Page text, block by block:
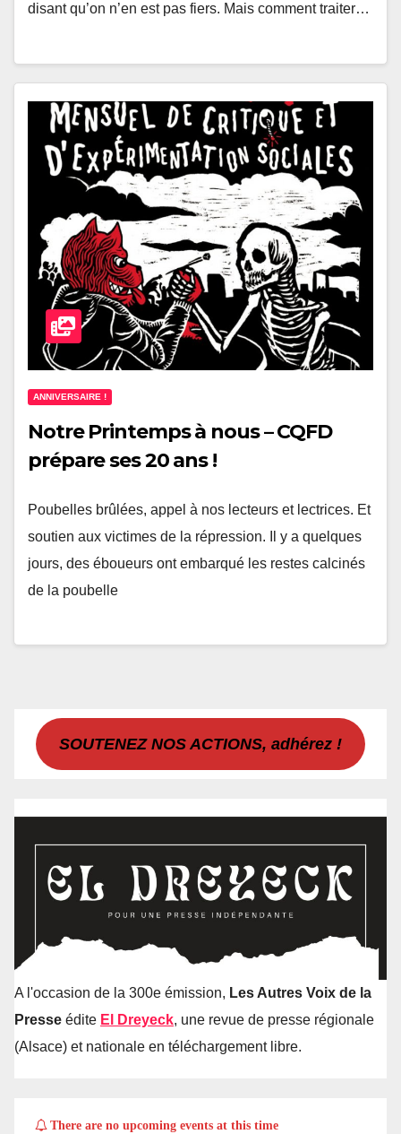
disant qu’on n’en est pas fiers. Mais comment traiter…
ANNIVERSAIRE !
Notre Printemps à nous – CQFD
prépare ses 20 ans !
Poubelles brûlées, appel à nos lecteurs et lectrices. Et
soutien aux victimes de la répression. Il y a quelques
jours, des éboueurs ont embarqué les restes calcinés
de la poubelle
SOUTENEZ NOS ACTIONS, adhérez !
A l'occasion de la 300e émission, Les Autres Voix de la
Presse édite El Dreyeck, une revue de presse régionale
(Alsace) et nationale en téléchargement libre.
There are no upcoming events at this time